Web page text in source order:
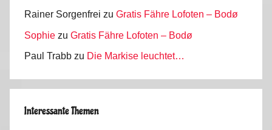
Rainer Sorgenfrei zu Gratis Fähre Lofoten – Bodø
Sophie zu Gratis Fähre Lofoten – Bodø
Paul Trabb zu Die Markise leuchtet…
Interessante Themen